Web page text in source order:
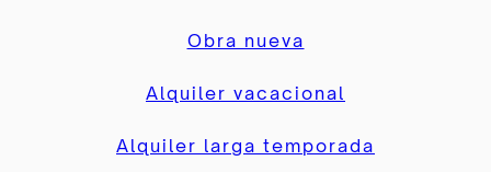
Obra nueva
Alquiler vacacional
Alquiler larga temporada